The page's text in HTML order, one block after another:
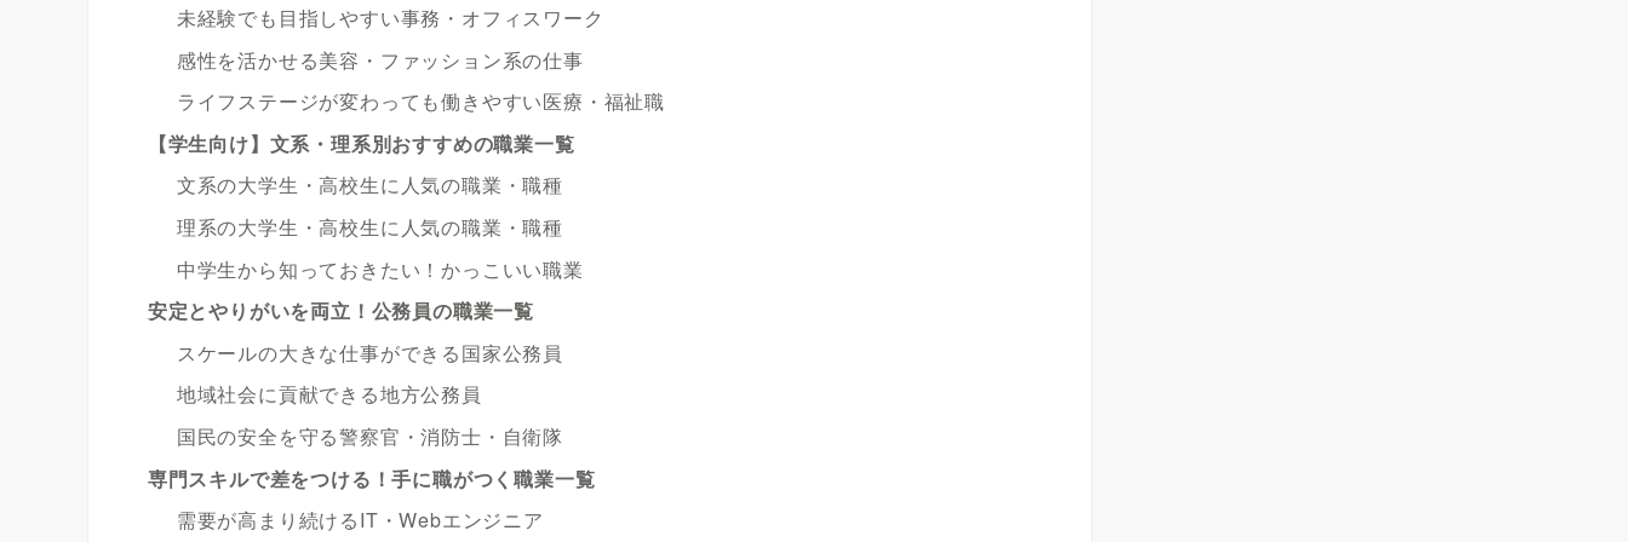
未経験でも目指しやすい事務・オフィスワーク
感性を活かせる美容・ファッション系の仕事
ライフステージが変わっても働きやすい医療・福祉職
【学生向け】文系・理系別おすすめの職業一覧
文系の大学生・高校生に人気の職業・職種
理系の大学生・高校生に人気の職業・職種
中学生から知っておきたい！かっこいい職業
安定とやりがいを両立！公務員の職業一覧
スケールの大きな仕事ができる国家公務員
地域社会に貢献できる地方公務員
国民の安全を守る警察官・消防士・自衛隊
専門スキルで差をつける！手に職がつく職業一覧
需要が高まり続けるIT・Webエンジニア